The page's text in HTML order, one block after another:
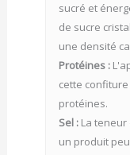
sucré et
de sucre
une densité
Protéines :
cette
protéines.
Sel :La teneur
un produit